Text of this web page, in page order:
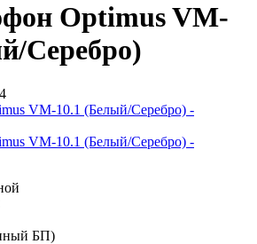
Optimus VM-
Серебро)
БП)